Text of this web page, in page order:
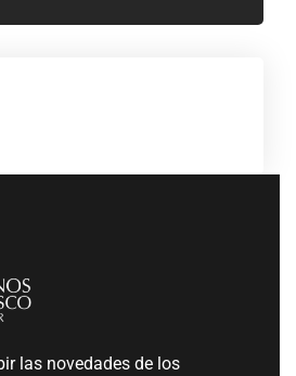
las novedades de los